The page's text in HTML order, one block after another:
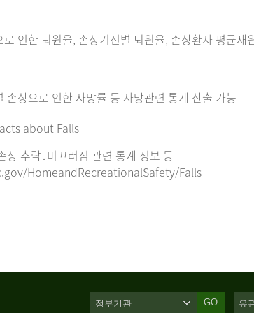
인한 퇴원율, 손상기전별 퇴원율, 손상환자 평균재
손상으로 인한 사망률 등 사망관련 통계 산출 가능
about Falls
상 추락․미끄러짐 관련 통계 정보 등
HomeandRecreationalSafety/Falls
GO